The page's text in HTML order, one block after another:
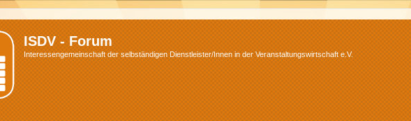
ISDV - Forum
Interessengemeinschaft der selbständigen Dienstleister/Innen in der Veranstaltungswirtschaft e.V.